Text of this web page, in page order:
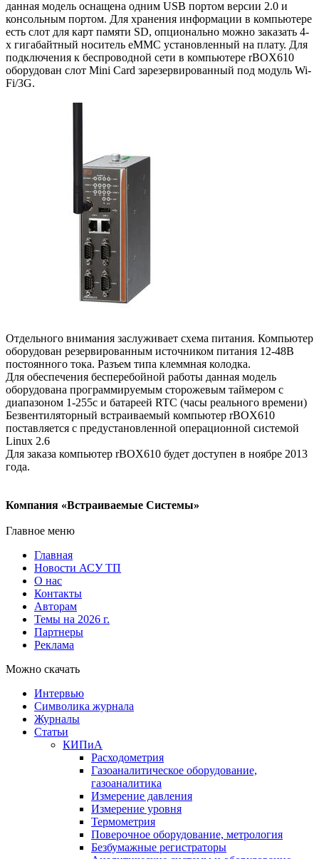
данная модель оснащена одним USB портом версии 2.0 и
консольным портом. Для хранения информации в компьютере
есть слот для карт памяти SD, опционально можно заказать 4-
х гигабайтный носитель eMMC установленный на плату. Для
подключения к беспроводной сети в компьютере rBOX610
оборудован слот Mini Card зарезервированный под модуль Wi-
Fi/3G.
Отдельного внимания заслуживает схема питания. Компьютер
оборудован резервированным источником питания 12-48В
постоянного тока. Разъем типа клеммная колодка.
Для обеспечения бесперебойной работы данная модель
оборудована программируемым сторожевым таймером с
диапазоном 1-255с и батареей RTC (часы реального времени)
Безвентиляторный встраиваемый компьютер rBOX610
поставляется с предустановленной операционной системой
Linux 2.6
Для заказа компьютер rBOX610 будет доступен в ноябре 2013
года.
Компания «Встраиваемые Системы»
Главное меню
Главная
Новости АСУ ТП
О нас
Контакты
Авторам
Темы на 2026 г.
Партнеры
Реклама
Можно скачать
Интервью
Символика журнала
Журналы
Статьи
КИПиА
Расходометрия
Газоаналитическое оборудование,
газоаналитика
Измерение давления
Измерение уровня
Термометрия
Поверочное оборудование, метрология
Безбумажные регистраторы